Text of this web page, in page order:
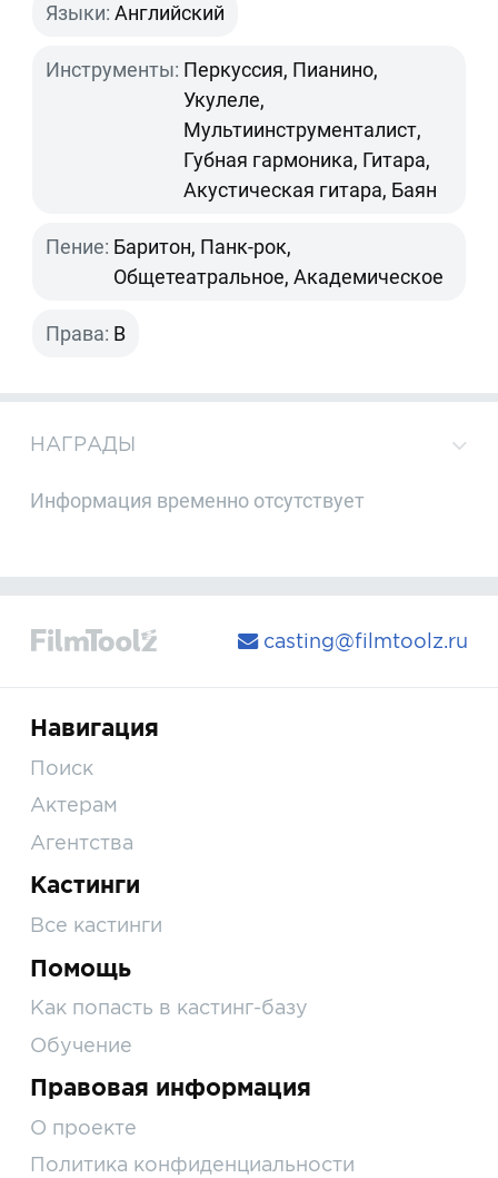
Языки: Английский
Инструменты: Перкуссия, Пианино,
Укулеле,
Мультиинструменталист,
Губная гармоника, Гитара,
Акустическая гитара, Баян
Пение: Баритон, Панк-рок,
Общетеатральное, Академическое
Права: B
НАГРАДЫ
Информация временно отсутствует
casting@filmtoolz.ru
Навигация
Поиск
Актерам
Агентства
Кастинги
Все кастинги
Помощь
Как попасть в кастинг-базу
Обучение
Правовая информация
О проекте
Политика конфиденциальности